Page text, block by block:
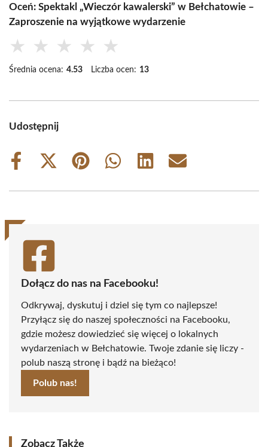
Oceń: Spektakl „Wieczór kawalerski” w Bełchatowie –
Zaproszenie na wyjątkowe wydarzenie
★ ★ ★ ★ ★
Średnia ocena: 4.53 Liczba ocen: 13
Udostępnij
Share
Share
(Twitter)
Share
Share
Share
Share
Dołącz do nas na Facebooku!
Odkrywaj, dyskutuj i dziel się tym co najlepsze!
Przyłącz się do naszej społeczności na Facebooku,
gdzie możesz dowiedzieć się więcej o lokalnych
wydarzeniach w Bełchatowie. Twoje zdanie się liczy -
polub naszą stronę i bądź na bieżąco!
Polub nas!
Zobacz Także